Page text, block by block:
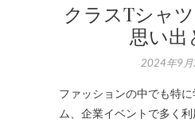
クラスTシャ
思い出
2024年9
ファッションの中でも特
ム、企業イベントで多く